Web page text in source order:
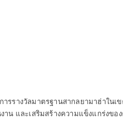
รรางวัลมาตรฐานสากลยามาฮ่าใน
าน และเสริมสร้างความแข็งแกร่งข